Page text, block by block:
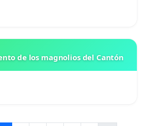
de los magnolios del Cantón